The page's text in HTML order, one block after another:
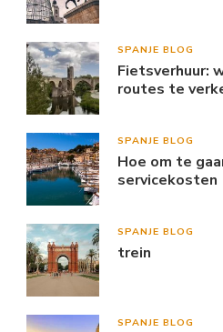
SPANJE BLOG
Fietsverhuur:
routes te
SPANJE BLOG
Hoe om te
servicekosten
SPANJE BLOG
trein
SPANJE BLOG